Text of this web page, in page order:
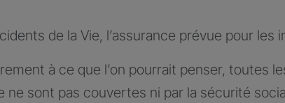
de la Vie, l’assurance prévue pour les
à ce que l’on pourrait penser, toutes
ne sont pas couvertes ni par la sécurité